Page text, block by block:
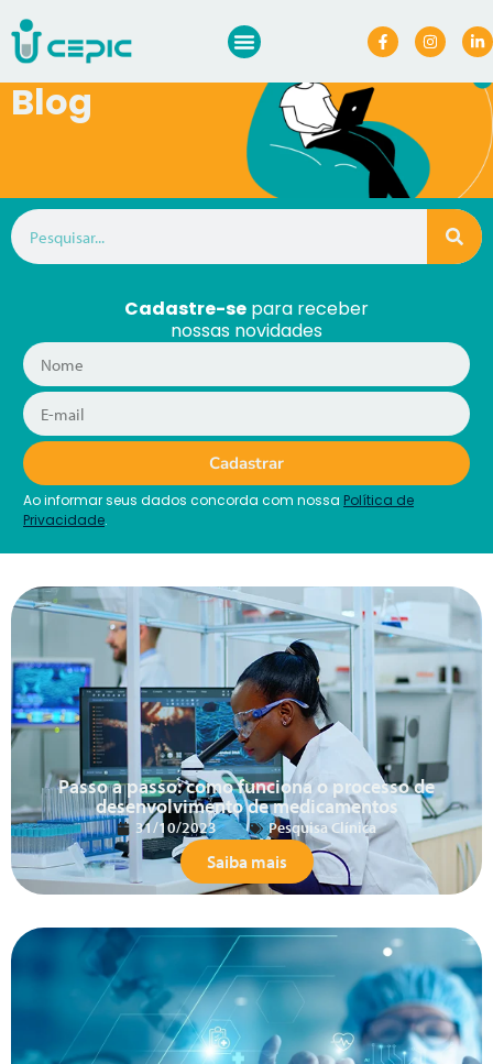
Blog
Cadastre-se para receber
nossas novidades
Cadastrar
Ao informar seus dados concorda com nossa Política de
Privacidade.
Passo a passo: como funciona o processo de
desenvolvimento de medicamentos
31/10/2023 Pesquisa Clínica
Saiba mais